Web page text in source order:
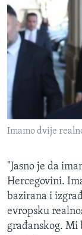
Imamo dvije
"Jasno je da
Hercegovini.
bazirana i
evropsku
građanskog. Mi